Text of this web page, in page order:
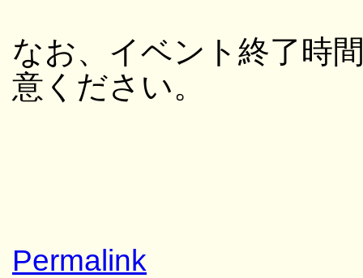
なお、イベント終了時
意ください。
Permalink